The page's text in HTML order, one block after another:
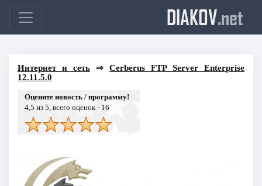
DIAKOV.net
Интернет и сеть⇒Cerberus FTP Server Enterprise
12.11.5.0
Оцените новость / программу!
4,5 из 5, всего оценок - 16